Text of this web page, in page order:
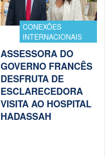
CONEXÕES
INTERNACIONAIS
ASSESSORA DO
GOVERNO FRANCÊS
DESFRUTA DE
ESCLARECEDORA
VISITA AO HOSPITAL
HADASSAH